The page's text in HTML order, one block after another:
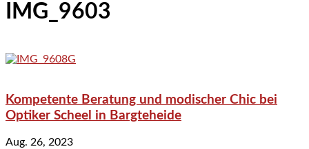
IMG_9603
Kompetente Beratung und modischer Chic bei
Optiker Scheel in Bargteheide
Aug. 26, 2023